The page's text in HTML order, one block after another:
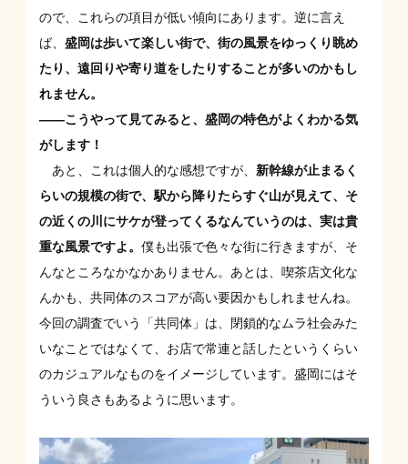
ので、これらの項目が低い傾向にあります。逆に言え
ば、 盛岡は歩いて楽しい街で、街の風景をゆっくり眺め
たり、遠回りや寄り道をしたりすることが多いのかもし
れません。
——こうやって見てみると、盛岡の特色がよくわかる気
がします！
あと、これは個人的な感想ですが、 新幹線が止まるく
らいの規模の街で、駅から降りたらすぐ山が見えて、そ
の近くの川にサケが登ってくるなんていうのは、実は貴
重な風景ですよ。 僕も出張で色々な街に行きますが、そ
んなところなかなかありません。あとは、喫茶店文化な
んかも、共同体のスコアが高い要因かもしれませんね。
今回の調査でいう「共同体」は、閉鎖的なムラ社会みた
いなことではなくて、お店で常連と話したというくらい
のカジュアルなものをイメージしています。盛岡にはそ
ういう良さもあるように思います。